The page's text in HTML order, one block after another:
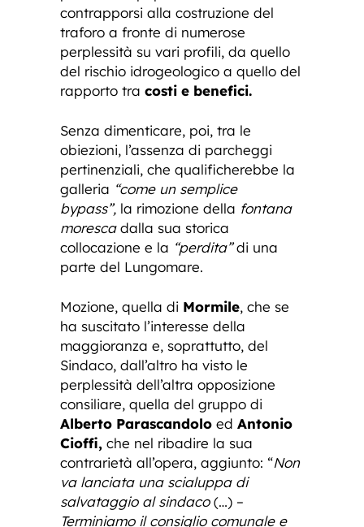
contrapporsi alla costruzione del
traforo a fronte di numerose
perplessità su vari profili, da quello
del rischio idrogeologico a quello del
rapporto tra costi e benefici.
Senza dimenticare, poi, tra le
obiezioni, l’assenza di parcheggi
pertinenziali, che qualificherebbe la
galleria “come un semplice
bypass”, la rimozione della fontana
morescadalla sua storica
collocazione e la “perdita”di una
parte del Lungomare.
Mozione, quella di Mormile, che se
ha suscitato l’interesse della
maggioranza e, soprattutto, del
Sindaco, dall’altro ha visto le
perplessità dell’altra opposizione
consiliare, quella del gruppo di
Alberto Parascandolo ed Antonio
Cioffi, che nel ribadire la sua
contrarietà all’opera, aggiunto: “Non
va lanciata una scialuppa di
salvataggio al sindaco(…) –
Terminiamo il consiglio comunale e